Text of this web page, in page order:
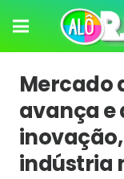
Mercado
avança e
indústria